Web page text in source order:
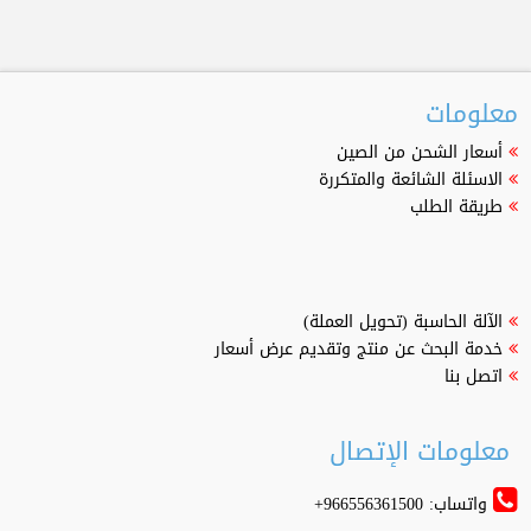
معلومات
أسعار الشحن من الصين
الاسئلة الشائعة والمتكررة
طريقة الطلب
الآلة الحاسبة (تحويل العملة)
خدمة البحث عن منتج وتقديم عرض أسعار
اتصل بنا
معلومات الإتصال
واتساب: 966556361500+